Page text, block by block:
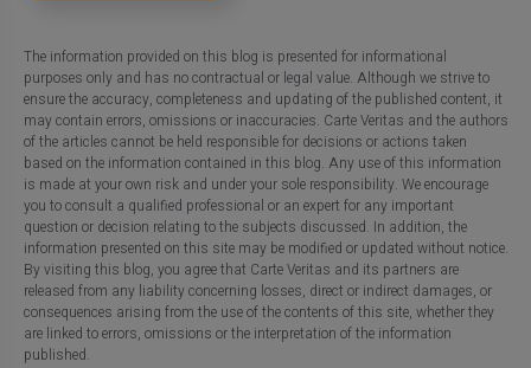
The information provided on this blog is presented for informational
purposes only and has no contractual or legal value. Although we strive to
ensure the accuracy, completeness and updating of the published content, it
may contain errors, omissions or inaccuracies. Carte Veritas and the authors
of the articles cannot be held responsible for decisions or actions taken
based on the information contained in this blog. Any use of this information
is made at your own risk and under your sole responsibility. We encourage
you to consult a qualified professional or an expert for any important
question or decision relating to the subjects discussed. In addition, the
information presented on this site may be modified or updated without notice.
By visiting this blog, you agree that Carte Veritas and its partners are
released from any liability concerning losses, direct or indirect damages, or
consequences arising from the use of the contents of this site, whether they
are linked to errors, omissions or the interpretation of the information
published.